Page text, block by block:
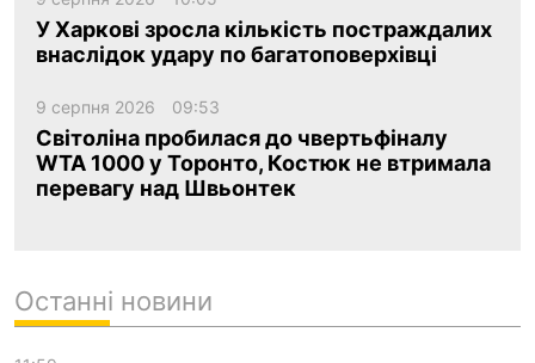
У Харкові зросла кількість постраждалих
внаслідок удару по багатоповерхівці
9 серпня 2026 09:53
Світоліна пробилася до чвертьфіналу
WTA 1000 у Торонто, Костюк не втримала
перевагу над Швьонтек
Останні новини